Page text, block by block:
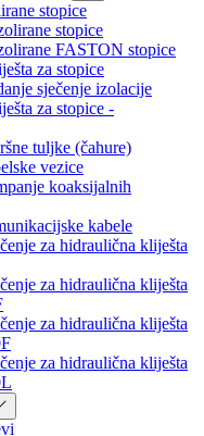
stopice
stopice
FASTON stopice
za stopice
sječenje izolacije
za stopice -
tuljke (čahure)
vezice
koaksijalnih
kabele
za hidraulična kliješta
za hidraulična kliješta
za hidraulična kliješta
za hidraulična kliješta